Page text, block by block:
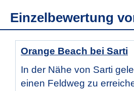
Einzelbewertung
Orange Beach bei Sarti
In der Nähe von Sarti
einen Feldweg zu